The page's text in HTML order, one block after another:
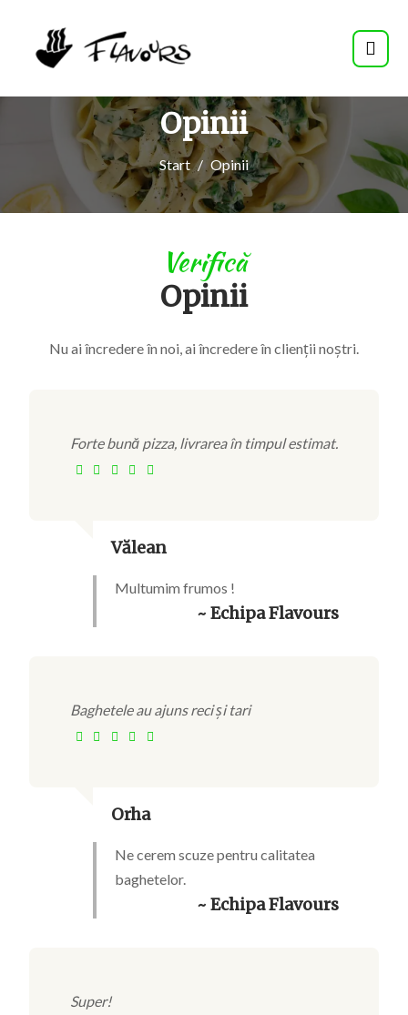
Opinii
Start Opinii
Verifică
Opinii
Nu ai încredere în noi, ai încredere în clienții noștri.
Forte bună pizza, livrarea în timpul estimat.
Vălean
Multumim frumos !
~ Echipa Flavours
Baghetele au ajuns reci și tari
Orha
Ne cerem scuze pentru calitatea
baghetelor.
~ Echipa Flavours
Super!